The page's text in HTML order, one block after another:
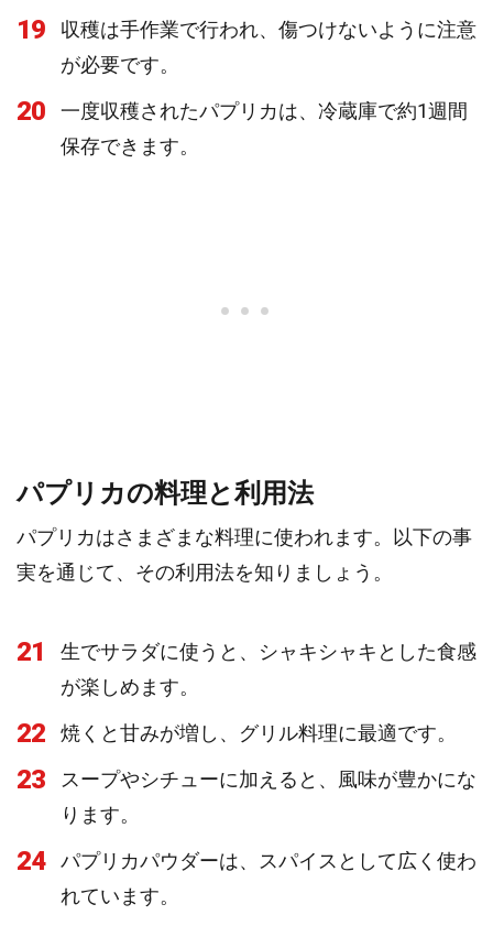
19
収穫は手作業で行われ、傷つけないように注意
が必要です。
20
一度収穫されたパプリカは、冷蔵庫で約1週間
保存できます。
パプリカの料理と利用法
パプリカはさまざまな料理に使われます。以下の事
実を通じて、その利用法を知りましょう。
21
生でサラダに使うと、シャキシャキとした食感
が楽しめます。
22 焼くと甘みが増し、グリル料理に最適です。
23
スープやシチューに加えると、風味が豊かにな
ります。
24
パプリカパウダーは、スパイスとして広く使わ
れています。